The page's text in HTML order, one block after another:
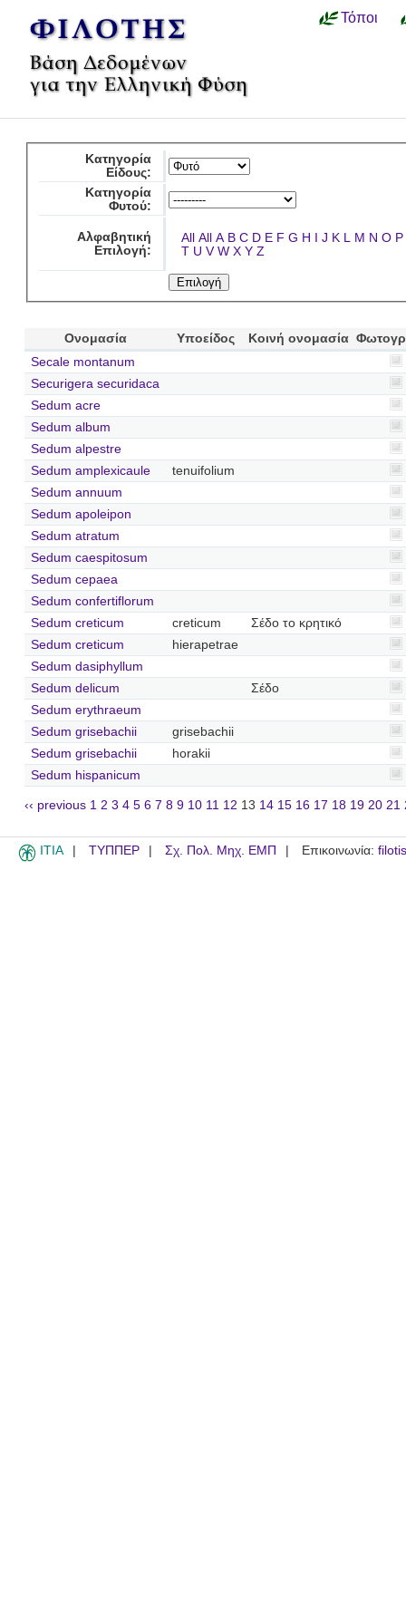
Τόποι
Κατηγορία
Είδους:
Κατηγορία
Φυτού:
Αλφαβητική
Επιλογή:
All All A B C D E F G H I J K L M N O P
T U V W X Y Z
Ονομασία Υποείδος Κοινή ονομασία
Secale montanum
Securigera securidaca
Sedum acre
Sedum album
Sedum alpestre
Sedum amplexicaule
tenuifolium
Sedum annuum
Sedum apoleipon
Sedum atratum
Sedum caespitosum
Sedum cepaea
Sedum confertiflorum
Sedum creticum
creticum
Σέδο το κρητικό
Sedum creticum
hierapetrae
Sedum dasiphyllum
Sedum delicum
Σέδο
Sedum erythraeum
Sedum grisebachii
grisebachii
Sedum grisebachii
horakii
Sedum hispanicum
‹‹ previous 1 2 3 4 5 6 7 8 9 10 11 12 13 14 15 16 17 18 19 20 21
ITIA ΤΥΠΠΕΡ Σχ. Πολ. Μηχ. ΕΜΠ Επικοινωνία: